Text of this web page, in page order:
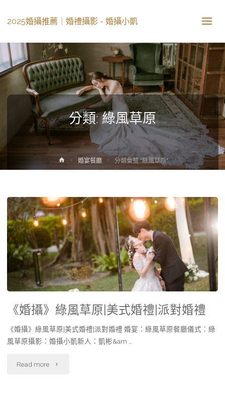
2025婚攝推薦｜婚禮攝影 - 婚攝小凱
分類: 綠風草原
婚宴餐廳 分類彙整 "綠風草原"
《婚攝》綠風草原|美式婚禮|派對婚禮
《婚攝》綠風草原|美式婚禮|派對婚禮 婚宴：綠風草原餐廳儀式：綠
風草原攝影：婚攝小凱新人：凱彬&am …
Read more